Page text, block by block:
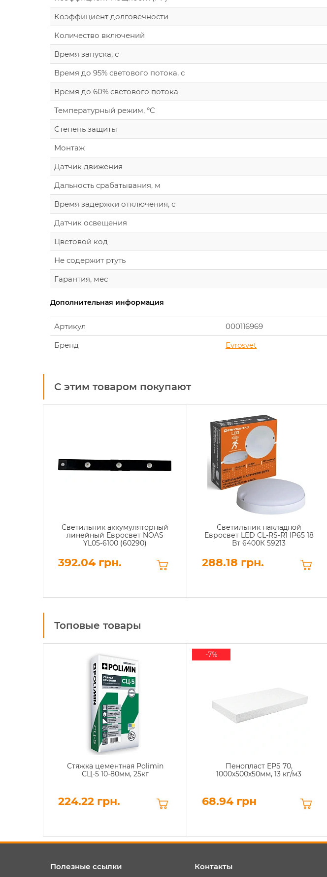
Коэффициент долговечности
Количество включений
Время запуска, с
Время до 95% светового потока, с
Время до 60% светового потока
Температурный режим, °C
Степень защиты
Монтаж
Датчик движения
Дальность срабатывания, м
Время задержки отключения, с
Датчик освещения
Цветовой код
Не содержит ртуть
Гарантия, мес
Дополнительная информация
Артикул
000116969
Бренд
Evrosvet
С этим товаром покупают
Светильник аккумуляторный
линейный Евросвет NOAS
YL05-6100 (60290)
392.04 грн.
Светильник накладной
Евросвет LED CL-RS-R1 IP65 18
Вт 6400К 59213
288.18 грн.
Топовые товары
Стяжка цементная Polimin
СЦ-5 10-80мм, 25кг
224.22 грн.
Пенопласт EPS 70,
1000х500х50мм, 13 кг/м3
68.94 грн
-7%
Полезные ссылки Контакты